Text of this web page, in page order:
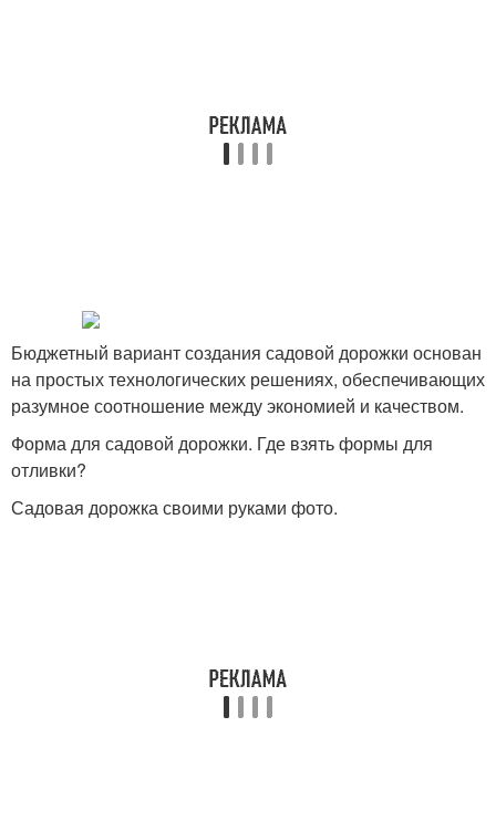
Бюджетный вариант создания садовой дорожки основан
на простых технологических решениях, обеспечивающих
разумное соотношение между экономией и качеством.
Форма для садовой дорожки. Где взять формы для
отливки?
Садовая дорожка своими руками фото.